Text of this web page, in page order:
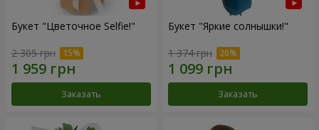
Букет "Цветочное Selfie!"
2 305 грн
Заказать
Букет "Яркие солнышки!"
1 374 грн
Заказать